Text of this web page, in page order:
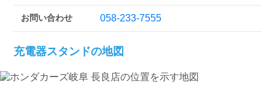
検索する
お問い合わせ 058-233-7555
充電器スタンドの地図